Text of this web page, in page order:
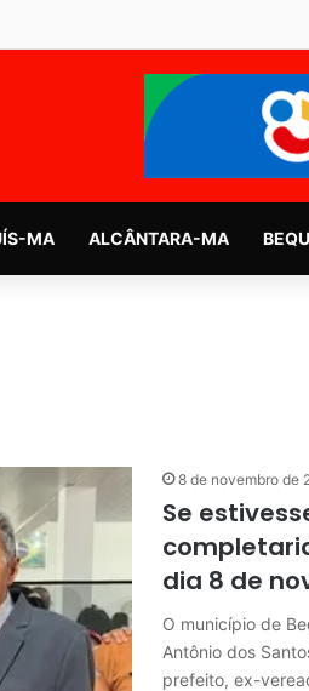
MA ALCÂNTARA-MA
8 de novembro de
Se
dia 8 de
O município de
Antônio dos
prefeito, ex-